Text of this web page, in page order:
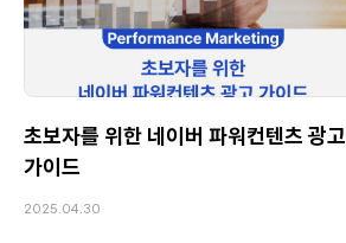
초보자를 위한 네이버 파워컨텐츠 광고
가이드
2025.04.30